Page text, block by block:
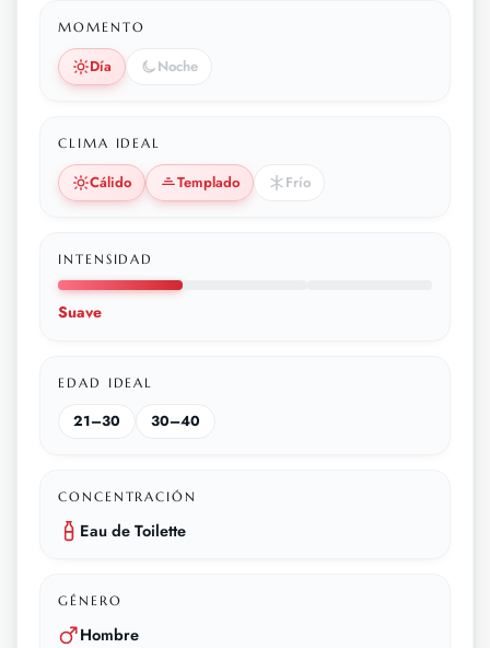
MOMENTO
Día Noche
CLIMA IDEAL
Cálido Templado Frío
INTENSIDAD
Suave
EDAD IDEAL
21–30 30–40
CONCENTRACIÓN
Eau de Toilette
GÉNERO
Hombre